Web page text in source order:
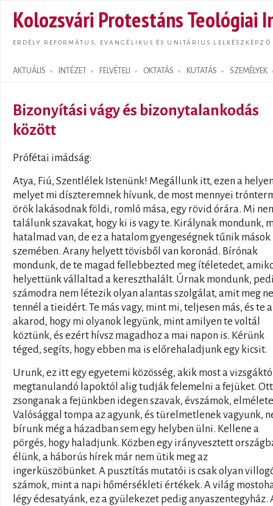
Kolozsvári Protestáns Teológiai
ERDÉLY REFORMÁTUS, EVANGÉLIKUS ÉS UNITÁRIUS LELKÉSZKÉPZŐ
AKTUÁLIS INTÉZET FELVÉTELI OKTATÁS KUTATÁS SZEMÉLYEK
Search form
Bizonyítási vágy és bizonytalankodás
között
Prófétai imádság:
Atya, Fiú, Szentlélek Istenünk! Megállunk itt, ezen a
melyet mi díszteremnek hívunk, de most mennyei
örök lakásodnak földi, romló mása, egy rövid órára. Mi
találunk szavakat, hogy ki is vagy te. Királynak mondunk,
hatalmad van, de ez a hatalom gyengeségnek tűnik mások
szemében. Arany helyett tövisből van koronád. Bírónak
mondunk, de te magad fellebbezted meg ítéletedet,
helyettünk vállaltad a kereszthalált. Úrnak mondunk,
számodra nem létezik olyan alantas szolgálat, amit meg ne
tennél a tieidért. Te más vagy, mint mi, teljesen más, és te
akarod, hogy mi olyanok legyünk, mint amilyen te voltál
köztünk, és ezért hívsz magadhoz a mai napon is. Kérünk
téged, segíts, hogy ebben ma is előrehaladjunk egy kicsit.
Urunk, ez itt egy egyetemi közösség, akik most a
megtanulandó lapoktól alig tudják felemelni a fejüket. Ott
zsonganak a fejünkben idegen szavak, évszámok,
Valósággal tompa az agyunk, és türelmetlenek vagyunk,
bírunk még a házadban sem egy helyben ülni. Kellene a
pörgés, hogy haladjunk. Közben egy irányvesztett
élünk, a háborús hírek már nem ütik meg az
ingerküszöbünket. A pusztítás mutatói is csak olyan
számok, mint a napi hőmérsékleti értékek. A világ
légy édesatyánk, ez a gyülekezet pedig anyaszentegyház.